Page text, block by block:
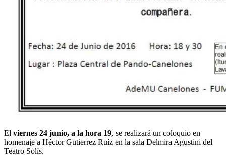
El viernes 24 junio, a la hora 19, se realizará un coloquio en
homenaje a Héctor Gutierrez Ruíz en la sala Delmira Agustini del
Teatro Solís.